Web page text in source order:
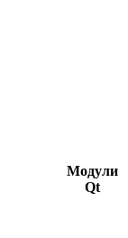
Модули
Qt